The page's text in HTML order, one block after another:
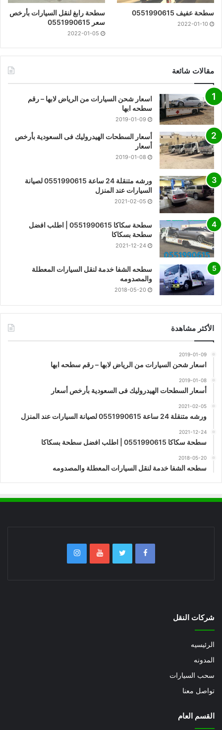
سطحة عفيف 0551990615
2022-01-10
سطحة رابغ لنقل السيارات بأرخص
سعر 0551990615
2022-01-05
مقالات شائعة
اسعار شحن السيارات من الرياض لابها – رقم
سطحه ابها
2019-01-09
أسعار السطحات الهيدروليك فى السعودية بأرخص
أسعار
2019-01-08
ورشه متنقلة 24 ساعة 0551990615 لصيانة
السيارات عند المنزل
2021-02-05
سطحة سكاكا 0551990615 | اطلب افضل
سطحة بسكاكا
2021-12-24
سطحه الشفا خدمة لنقل السيارات المعطلة
والمصدومه
2018-05-20
الأكثر مشاهدة
2019-01-09
اسعار شحن السيارات من الرياض لابها – رقم سطحه ابها
2019-01-08
أسعار السطحات الهيدروليك فى السعودية بأرخص أسعار
2021-02-05
ورشه متنقلة 24 ساعة 0551990615 لصيانة السيارات عند المنزل
2021-12-24
سطحة سكاكا 0551990615 | اطلب افضل سطحة بسكاكا
2018-05-20
سطحه الشفا خدمة لنقل السيارات المعطلة والمصدومه
شركات النقل
الرئيسيه
المدونه
سحب السيارات
تواصل معنا
القسم العام